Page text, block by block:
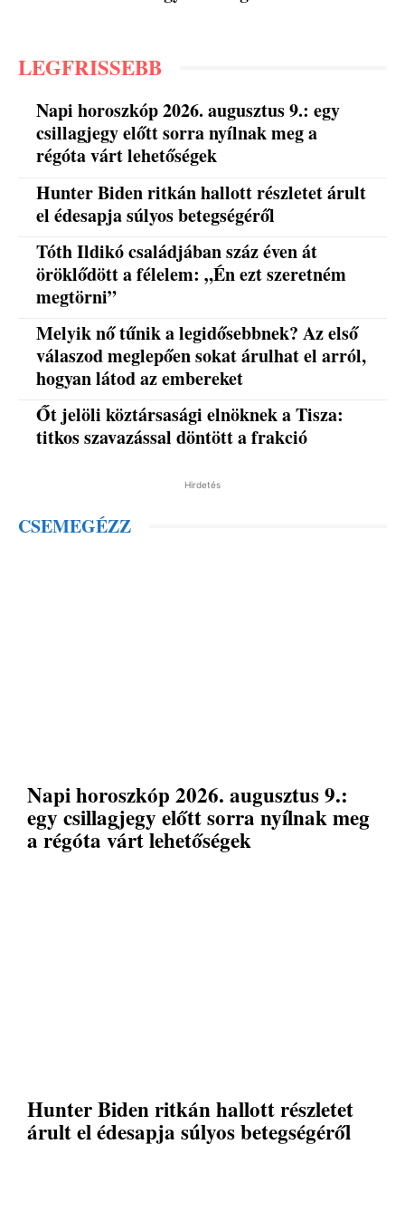
LEGFRISSEBB
Napi horoszkóp 2026. augusztus 9.: egy
csillagjegy előtt sorra nyílnak meg a
régóta várt lehetőségek
Hunter Biden ritkán hallott részletet árult
el édesapja súlyos betegségéről
Tóth Ildikó családjában száz éven át
öröklődött a félelem: „Én ezt szeretném
megtörni”
Melyik nő tűnik a legidősebbnek? Az első
válaszod meglepően sokat árulhat el arról,
hogyan látod az embereket
Őt jelöli köztársasági elnöknek a Tisza:
titkos szavazással döntött a frakció
Hirdetés
CSEMEGÉZZ
Napi horoszkóp 2026. augusztus 9.:
egy csillagjegy előtt sorra nyílnak meg
a régóta várt lehetőségek
Hunter Biden ritkán hallott részletet
árult el édesapja súlyos betegségéről